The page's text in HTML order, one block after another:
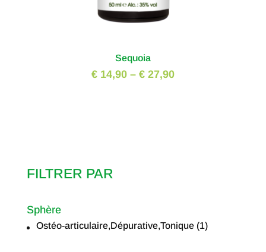
Sequoia
€ 14,90– € 27,90
FILTRER PAR
Sphère
Sphère
Ostéo-articulaire,Dépurative,Tonique (1)